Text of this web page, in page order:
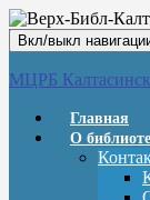
Вкл/выкл
МЦРБ
Главная
О